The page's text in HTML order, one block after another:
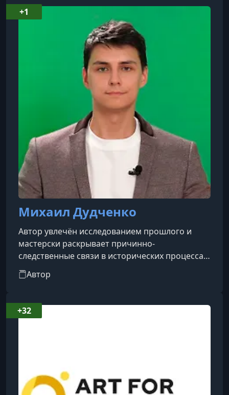
Михаил Дудченко
Автор увлечён исследованием прошлого и
мастерски раскрывает причинно-
следственные связи в исторических процессах.
Он специализируется на Средневековье и
античном мире, с лёгкостью объясняя такие
Рима, в рамках коротких и ёмких лекций.
Экономическая история также занимает
Автор
+1
+32